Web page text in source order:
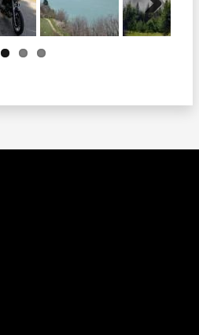
Next